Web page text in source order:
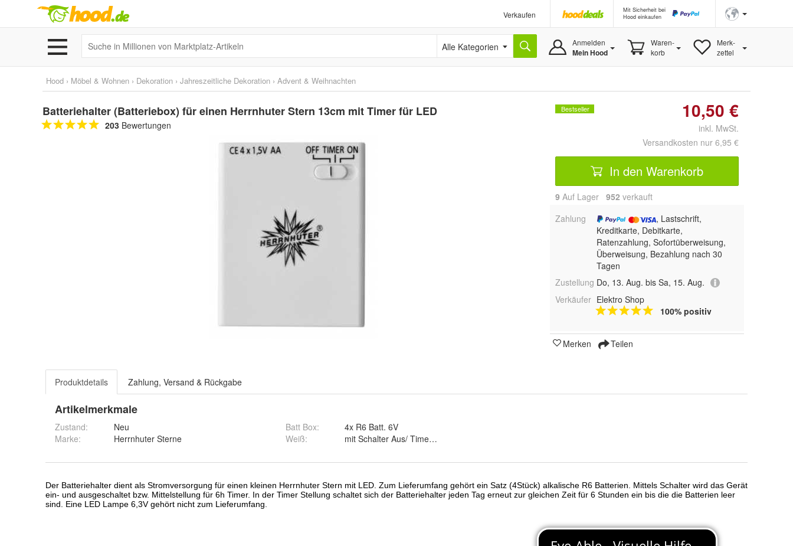
Verkaufen
Mit Sicherheit bei
Hood einkaufen
Alle Kategorien Anmelden
Mein Hood
Waren-
korb
Merk-
zettel
Hood › Möbel & Wohnen › Dekoration › Jahreszeitliche Dekoration › Advent & Weihnachten
Batteriehalter (Batteriebox) für einen Herrnhuter Stern 13cm mit Timer für LED
203 Bewertungen
Bestseller 10,50 €
inkl. MwSt.
Versandkosten nur 6,95 €
In den Warenkorb
9 Auf Lager 952 verkauft
Zahlung
, Lastschrift,
Kreditkarte, Debitkarte,
Ratenzahlung, Sofortüberweisung,
Überweisung, Bezahlung nach 30
Tagen
Zustellung Do, 13. Aug. bis Sa, 15. Aug.
Verkäufer Elektro Shop
100% positiv
Merken Teilen
Produktdetails Zahlung, Versand & Rückgabe
Artikelmerkmale
Zustand:
Neu
Marke:
Herrnhuter Sterne
Batt Box:
4x R6 Batt. 6V
Weiß: mit Schalter Aus/ Timer/ Ein